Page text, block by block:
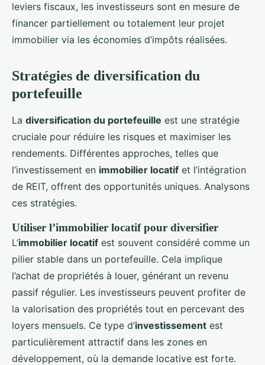
leviers fiscaux, les investisseurs sont en mesure de
financer partiellement ou totalement leur projet
immobilier via les économies d’impôts réalisées.
Stratégies de diversification du
portefeuille
La diversification du portefeuille est une stratégie
cruciale pour réduire les risques et maximiser les
rendements. Différentes approches, telles que
l’investissement en immobilier locatif et l’intégration
de REIT, offrent des opportunités uniques. Analysons
ces stratégies.
Utiliser l’immobilier locatif pour diversifier
L’immobilier locatif est souvent considéré comme un
pilier stable dans un portefeuille. Cela implique
l’achat de propriétés à louer, générant un revenu
passif régulier. Les investisseurs peuvent profiter de
la valorisation des propriétés tout en percevant des
loyers mensuels. Ce type d’investissement est
particulièrement attractif dans les zones en
développement, où la demande locative est forte.